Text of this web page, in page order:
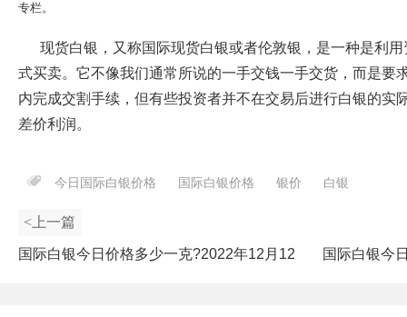
专栏。
现货白银，又称国际现货白银或者伦敦银，是一种是利
式买卖。它不像我们通常所说的一手交钱一手交货，而是要
内完成交割手续，但有些投资者并不在交易后进行白银的实
差价利润。
今日国际白银价格 国际白银价格 银价 白银
<上一篇
国际白银今日价格多少一克?2022年12月12 国际白银今